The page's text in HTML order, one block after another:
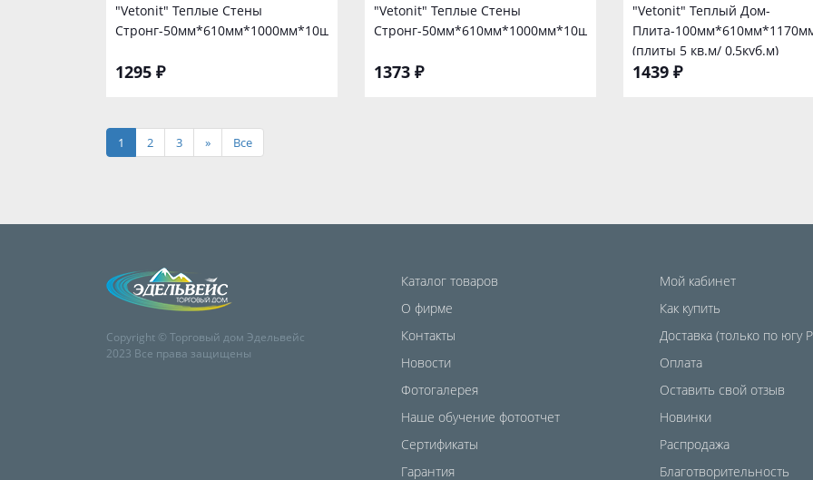
"Vetonit" Теплые Стены
Стронг-50мм*610мм*1000мм*10шт
1295 ₽
"Vetonit" Теплые Стены
Стронг-50мм*610мм*1000мм*10шт
1373 ₽
"Vetonit" Теплый Дом-
Плита-
(плиты 5 кв.м/ 0,5куб.м)
1439 ₽
1 2 3 » Все
Copyright © Торговый дом Эдельвейс
2023 Все права защищены
Каталог товаров
О фирме
Контакты
Новости
Фотогалерея
Наше обучение фотоотчет
Сертификаты
Гарантия
Мой кабинет
Как купить
Доставка (только по югу
Оплата
Оставить свой отзыв
Новинки
Распродажа
Благотворительность